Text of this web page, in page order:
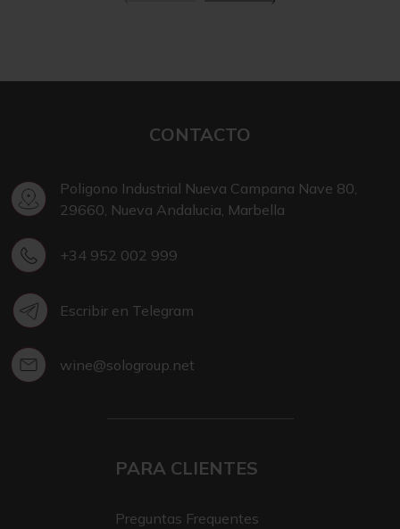
CONTACTO
Poligono Industrial Nueva Campana Nave 80,
29660, Nueva Andalucia, Marbella
+34 952 002 999
Escribir en Telegram
wine@sologroup.net
PARA CLIENTES
Preguntas Frequentes